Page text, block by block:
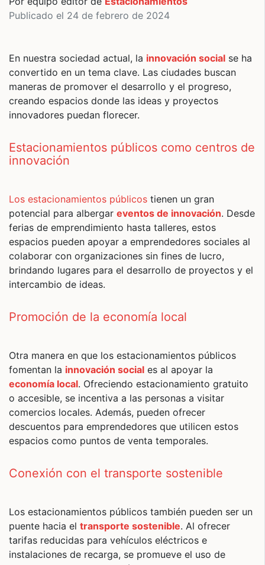
Publicado el 24 de febrero de 2024
En nuestra sociedad actual, la innovación social se ha
convertido en un tema clave. Las ciudades buscan
maneras de promover el desarrollo y el progreso,
creando espacios donde las ideas y proyectos
innovadores puedan florecer.
Estacionamientos públicos como centros de
innovación
Los estacionamientos públicos tienen un gran
potencial para albergar eventos de innovación. Desde
ferias de emprendimiento hasta talleres, estos
espacios pueden apoyar a emprendedores sociales al
colaborar con organizaciones sin fines de lucro,
brindando lugares para el desarrollo de proyectos y el
intercambio de ideas.
Promoción de la economía local
Otra manera en que los estacionamientos públicos
fomentan la innovación social es al apoyar la
economía local. Ofreciendo estacionamiento gratuito
o accesible, se incentiva a las personas a visitar
comercios locales. Además, pueden ofrecer
descuentos para emprendedores que utilicen estos
espacios como puntos de venta temporales.
Conexión con el transporte sostenible
Los estacionamientos públicos también pueden ser un
puente hacia el transporte sostenible. Al ofrecer
tarifas reducidas para vehículos eléctricos e
instalaciones de recarga, se promueve el uso de